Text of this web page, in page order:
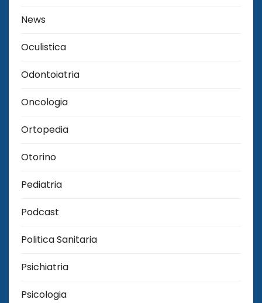
News
Oculistica
Odontoiatria
Oncologia
Ortopedia
Otorino
Pediatria
Podcast
Politica Sanitaria
Psichiatria
Psicologia